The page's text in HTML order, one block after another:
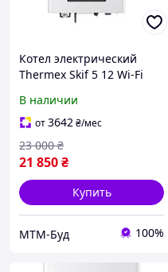
Котел электрический
Thermex Skif 5 12 Wi-Fi
В наличии
от3642₴/мес
21 850₴
23 000 ₴
Купить
МТМ-Буд 100%